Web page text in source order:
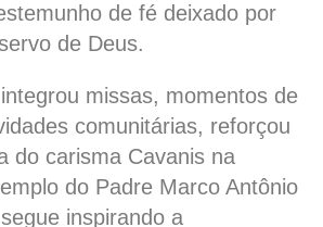
de fé deixado por
de Deus.
missas, momentos de
comunitárias, reforçou
do carisma Cavanis na
do Padre Marco Antônio
inspirando a